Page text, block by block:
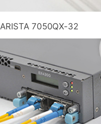
ARISTA 7050QX-32